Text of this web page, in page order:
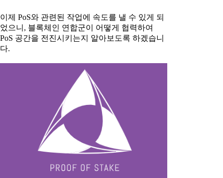
이제 PoS와 관련된 작업에 속도를 낼 수 있게 되
었으니, 블록체인 연합군이 어떻게 협력하여
PoS 공간을 전진시키는지 알아보도록 하겠습니
다.